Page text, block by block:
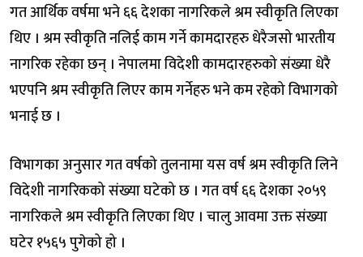
गत आर्थिक वर्षमा भने ६६ देशका नागरिकले श्रम स्वीकृति लिएका
थिए । श्रम स्वीकृति नलिई काम गर्ने कामदारहरु धेरैजसो भारतीय
नागरिक रहेका छन् । नेपालमा विदेशी कामदारहरुको संख्या धेरै
भएपनि श्रम स्वीकृति लिएर काम गर्नेहरु भने कम रहेको विभागको
भनाई छ ।
विभागका अनुसार गत वर्षको तुलनामा यस वर्ष श्रम स्वीकृति लिने
विदेशी नागरिकको संख्या घटेको छ । गत वर्ष ६६ देशका २०५९
नागरिकले श्रम स्वीकृति लिएका थिए । चालु आवमा उक्त संख्या
घटेर १५६५ पुगेको हो ।